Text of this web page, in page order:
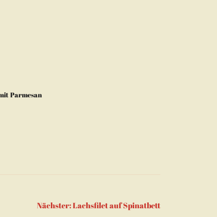
Parmesan
Nächster:Lachsfilet auf Spinatbett